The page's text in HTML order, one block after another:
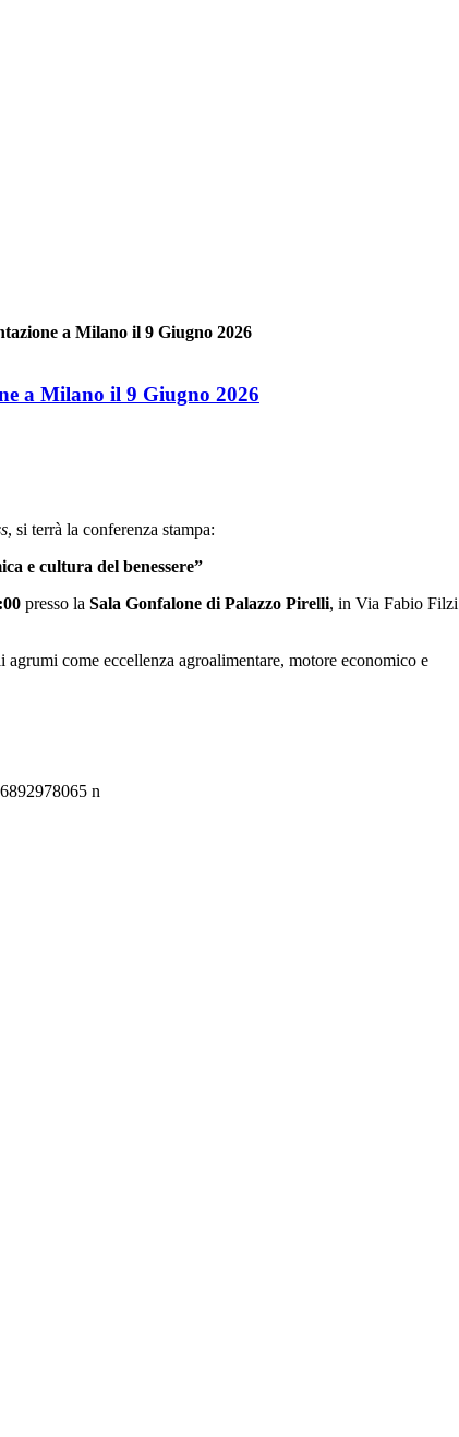
a Milano il 9 Giugno 2026
a Milano il 9 Giugno 2026
, si terrà la conferenza stampa:
e cultura del benessere”
presso la Sala Gonfalone di Palazzo Pirelli, in Via Fabio Filzi
come eccellenza agroalimentare, motore economico e